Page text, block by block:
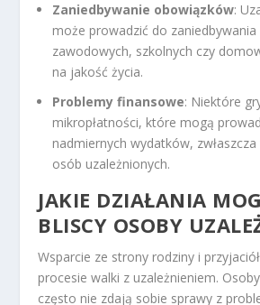
Zaniedbywanie obowiązków:
może prowadzić do
zawodowych, szkolnych czy
na jakość życia.
Problemy finansowe: Niektóre
mikropłatności, które mogą
nadmiernych wydatków,
osób uzależnionych.
JAKIE DZIAŁANIA
BLISCY OSOBY
Wsparcie ze strony rodziny i
procesie walki z uzależnieniem.
często nie zdają sobie sprawy z